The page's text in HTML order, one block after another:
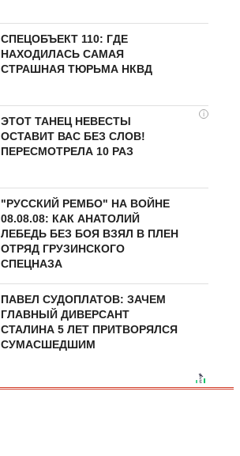
СПЕЦОБЪЕКТ 110: ГДЕ
НАХОДИЛАСЬ САМАЯ
СТРАШНАЯ ТЮРЬМА НКВД
i
ЭТОТ ТАНЕЦ НЕВЕСТЫ
ОСТАВИТ ВАС БЕЗ СЛОВ!
ПЕРЕСМОТРЕЛА 10 РАЗ
"РУССКИЙ РЕМБО" НА ВОЙНЕ
08.08.08: КАК АНАТОЛИЙ
ЛЕБЕДЬ БЕЗ БОЯ ВЗЯЛ В ПЛЕН
ОТРЯД ГРУЗИНСКОГО
СПЕЦНАЗА
ПАВЕЛ СУДОПЛАТОВ: ЗАЧЕМ
ГЛАВНЫЙ ДИВЕРСАНТ
СТАЛИНА 5 ЛЕТ ПРИТВОРЯЛСЯ
СУМАСШЕДШИМ